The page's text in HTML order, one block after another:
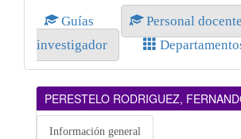
Guías
Personal
investigador
PERESTELO RODRIGUEZ,
Información general